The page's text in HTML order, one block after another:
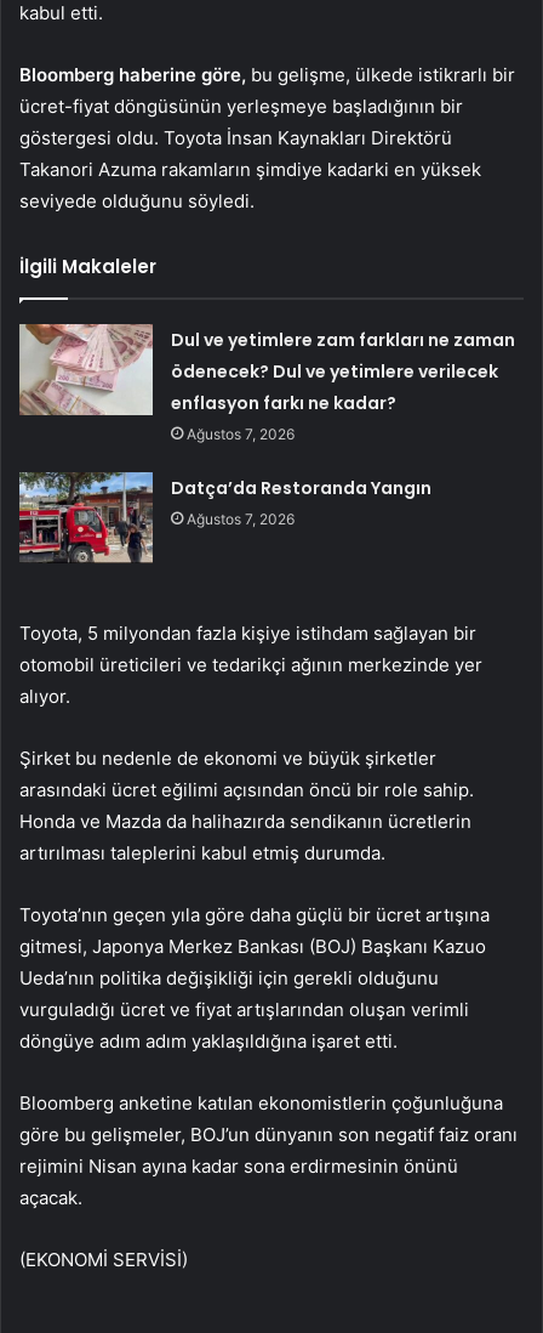
kabul etti.
Bloomberg haberine göre, bu gelişme, ülkede istikrarlı bir
ücret-fiyat döngüsünün yerleşmeye başladığının bir
göstergesi oldu. Toyota İnsan Kaynakları Direktörü
Takanori Azuma rakamların şimdiye kadarki en yüksek
seviyede olduğunu söyledi.
İlgili Makaleler
Dul ve yetimlere zam farkları ne zaman
ödenecek? Dul ve yetimlere verilecek
enflasyon farkı ne kadar?
Ağustos 7, 2026
Datça’da Restoranda Yangın
Ağustos 7, 2026
Toyota, 5 milyondan fazla kişiye istihdam sağlayan bir
otomobil üreticileri ve tedarikçi ağının merkezinde yer
alıyor.
Şirket bu nedenle de ekonomi ve büyük şirketler
arasındaki ücret eğilimi açısından öncü bir role sahip.
Honda ve Mazda da halihazırda sendikanın ücretlerin
artırılması taleplerini kabul etmiş durumda.
Toyota’nın geçen yıla göre daha güçlü bir ücret artışına
gitmesi, Japonya Merkez Bankası (BOJ) Başkanı Kazuo
Ueda’nın politika değişikliği için gerekli olduğunu
vurguladığı ücret ve fiyat artışlarından oluşan verimli
döngüye adım adım yaklaşıldığına işaret etti.
Bloomberg anketine katılan ekonomistlerin çoğunluğuna
göre bu gelişmeler, BOJ’un dünyanın son negatif faiz oranı
rejimini Nisan ayına kadar sona erdirmesinin önünü
açacak.
(EKONOMİ SERVİSİ)